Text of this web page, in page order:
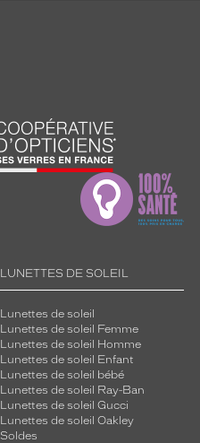
LUNETTES DE SOLEIL
Lunettes de soleil
Lunettes de soleil Femme
Lunettes de soleil Homme
Lunettes de soleil Enfant
Lunettes de soleil bébé
Lunettes de soleil Ray-Ban
Lunettes de soleil Gucci
Lunettes de soleil Oakley
Soldes